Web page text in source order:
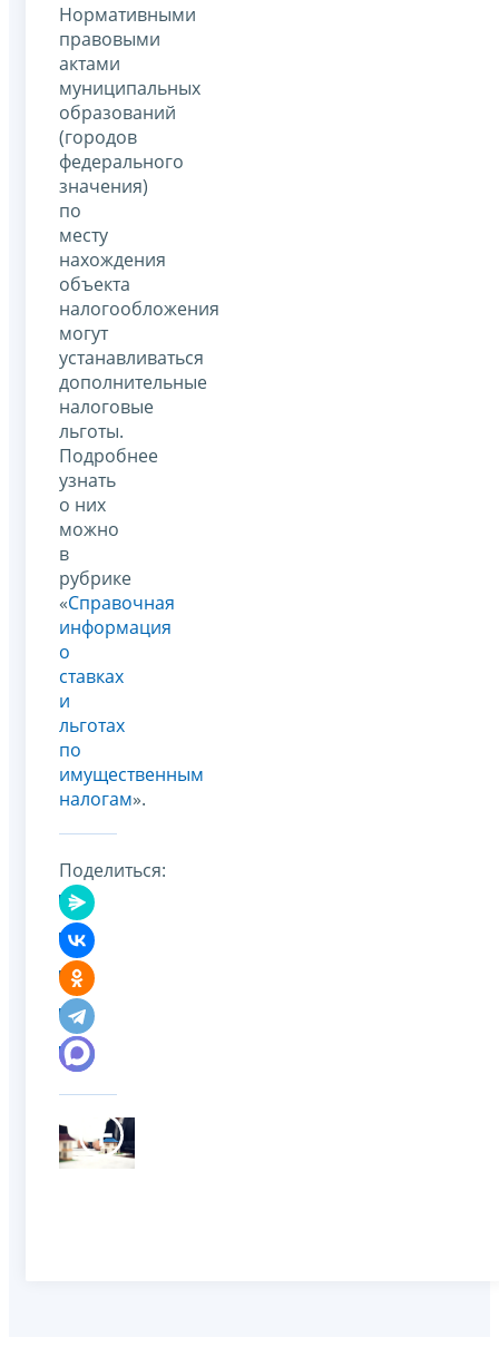
Нормативными
правовыми
актами
муниципальных
образований
(городов
федерального
значения)
по
месту
нахождения
объекта
налогообложения
могут
устанавливаться
дополнительные
налоговые
льготы.
Подробнее
узнать
о них
можно
в
рубрике
«Справочная
информация
о
ставках
и
льготах
по
имущественным
налогам».
Поделиться: